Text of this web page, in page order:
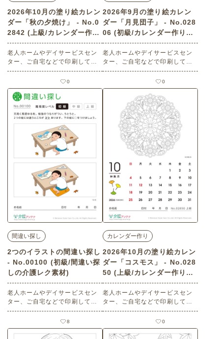
2026年10月の塗り絵カレン
ダー「秋の夕焼け」 - No.0
2842 (上級/カレンダー作り
の介護レク素材)
老人ホームやデイサービスセン
ター、ご自宅などで印刷してお
使いいただける無料の高齢者向
け介護レク素材 2026年10月の
塗り絵カレンダー「秋の夕焼
け」（カレンダー作り・上級）
です。 関連キーワード：夕日・
夕空・赤い空・雲・山並み・す
すき・シルエット・帰り道・空
景色・風景
0
2026年9月の塗り絵カレン
ダー「月見団子」 - No.028
06 (初級/カレンダー作りの
介護レク素材)
老人ホームやデイサービスセン
ター、ご自宅などで印刷してお
使いいただける無料の高齢者向
け介護レク素材 2026年9月の塗
り絵カレンダー「月見団子」
（カレンダー作り・初級）で
三方・お供え物・白玉・和菓
子・おやつ・米粉・満月・名月
0
間違い探し
2つのイラストの間違い探し
- No.00100 (初級/間違い探
しの介護レク素材)
老人ホームやデイサービスセン
ター、ご自宅などで印刷してお
使いいただける無料の高齢者向
け介護レク素材（間違い探し・
初級）です。
8
カレンダー作り
2026年10月の塗り絵カレン
ダー「コスモス」 - No.028
50 (上級/カレンダー作りの
介護レク素材)
老人ホームやデイサービスセン
ター、ご自宅などで印刷してお
使いいただける無料の高齢者向
け介護レク素材 2026年10月の
塗り絵カレンダー「コスモス」
（カレンダー作り・上級）で
0